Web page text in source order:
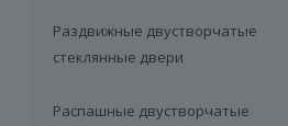
Раздвижные двустворчатые
стеклянные двери
Распашные двустворчатые